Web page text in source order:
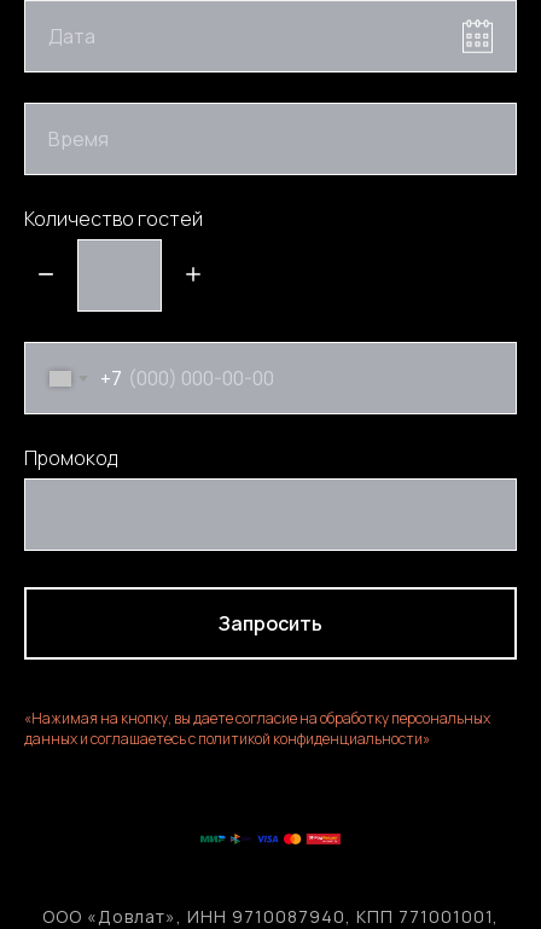
Дата
Время
Количество гостей
+7
Промокод
Запросить
«Нажимая на кнопку, вы даете согласие на обработку персональных
данных и соглашаетесь c политикой конфиденциальности»
ООО «Довлат», ИНН 9710087940, КПП 771001001,